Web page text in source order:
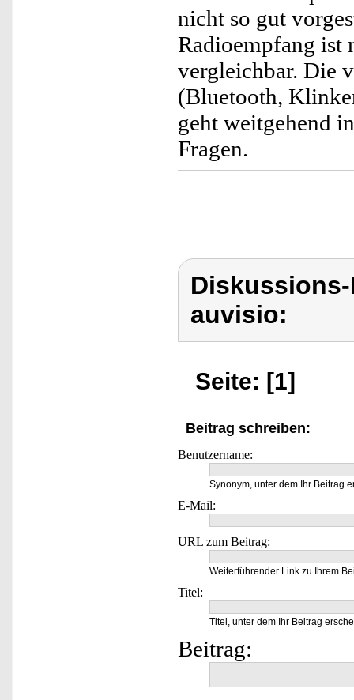
nicht so gut
Radioempfang ist
vergleichbar. Die
(Bluetooth,
geht weitgehend
Fragen.
auvisio:
Seite: [1]
Beitrag schreiben:
Benutzername:
Synonym, unter dem Ihr Beitrag
E-Mail:
URL zum Beitrag:
Weiterführender Link zu Ihrem
Titel:
Titel, unter dem Ihr Beitrag
Beitrag: